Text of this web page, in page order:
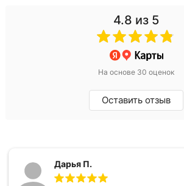
4.8 из 5
На основе 30 оценок
Оставить отзыв
Дарья П.